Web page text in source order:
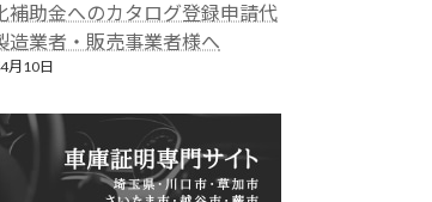
補助金へのカタログ登録申請代
造業者・販売事業者様へ
月10日